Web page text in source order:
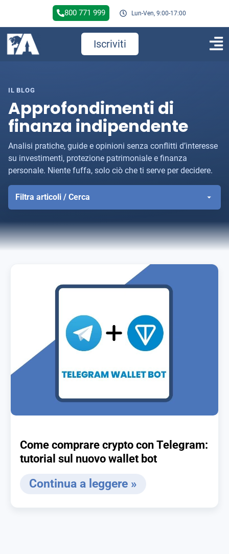
800 771 999 Lun-Ven, 9:00-17:00
Iscriviti
IL BLOG
Approfondimenti di
finanza indipendente
Analisi pratiche, guide e opinioni senza conflitti d’interesse
su investimenti, protezione patrimoniale e finanza
personale. Niente fuffa, solo ciò che ti serve per decidere.
Filtra articoli / Cerca
Come comprare crypto con Telegram:
tutorial sul nuovo wallet bot
Continua a leggere »